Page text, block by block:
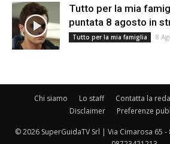
Tutto per la mia
puntata 8 agosto in
Tutto per la mia famiglia 8
Chi siamo Lo staff Contatta la
Disclaimer
Preferenze
© 2026 SuperGuidaTV Srl | Via Cimarosa 65 -